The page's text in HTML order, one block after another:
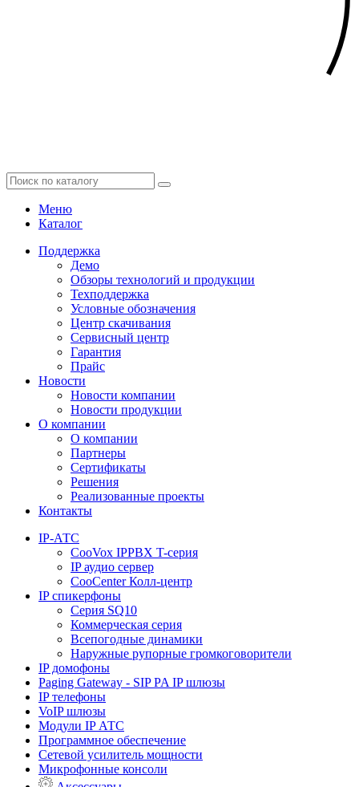
Меню
Каталог
Поддержка
Демо
Обзоры технологий и продукции
Техподдержка
Условные обозначения
Центр скачивания
Сервисный центр
Гарантия
Прайс
Новости
Новости компании
Новости продукции
О компании
О компании
Партнеры
Сертификаты
Решения
Реализованные проекты
Контакты
IP-АТС
CooVox IPPBX T-серия
IP аудио сервер
CooCenter Колл-центр
IP спикерфоны
Серия SQ10
Коммерческая серия
Всепогодные динамики
Наружные рупорные громкоговорители
IP домофоны
Paging Gateway - SIP PA IP шлюзы
IP телефоны
VoIP шлюзы
Модули IP АТС
Программное обеспечение
Сетевой усилитель мощности
Микрофонные консоли